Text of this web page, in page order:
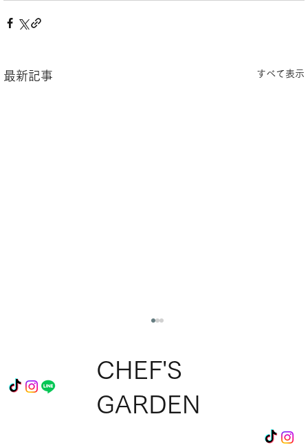
最新記事 すべて表示
CHEF'S
GARDEN